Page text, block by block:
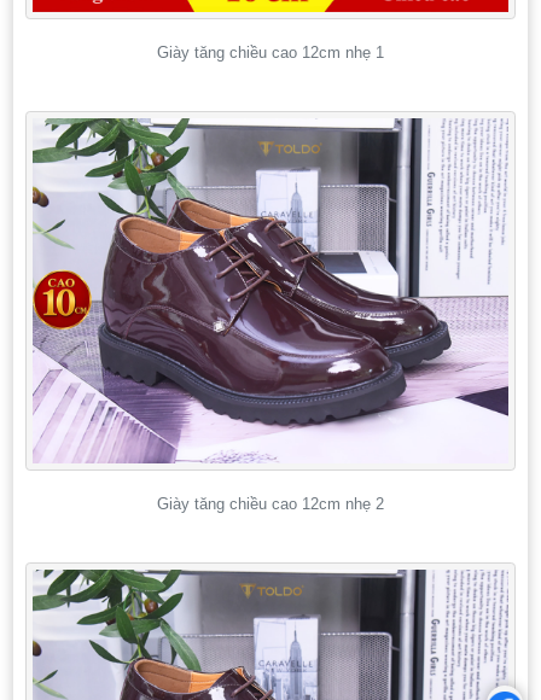
Giày tăng chiều cao 12cm nhẹ 1
Giày tăng chiều cao 12cm nhẹ 2